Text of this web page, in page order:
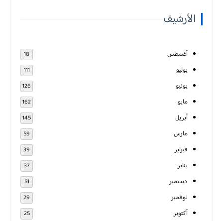
الأرشيف
أغسطس 18
يوليو 111
يونيو 126
مايو 162
أبريل 145
مارس 59
فبراير 39
يناير 37
ديسمبر 51
نوفمبر 29
أكتوبر 25